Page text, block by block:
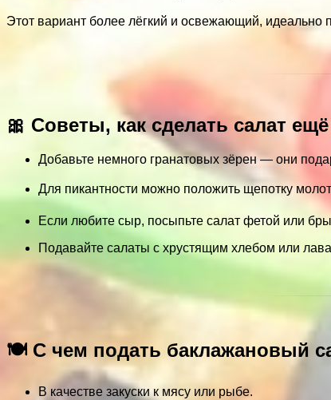
Этот вариант более лёгкий и освежающий, идеально
🎀 Советы, как сделать салат
Добавьте немного гранатовых зёрен — они
Для пикантности можно положить щепотку
Если любите сыр, посыпьте салат фетой или
Подавайте салаты с хрустящим хлебом или
🍽️ С чем подать баклажановый
В качестве закуски к мясу или рыбе.